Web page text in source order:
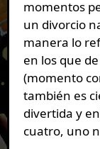
momentos
un divorcio
manera lo
en los que
(momento
también es
divertida y
cuatro, uno